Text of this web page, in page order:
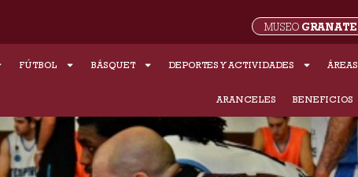
MUSEO GRANATE
FÚTBOL BÁSQUET DEPORTES Y ACTIVIDADES ÁREAS
ARANCELES BENEFICIOS